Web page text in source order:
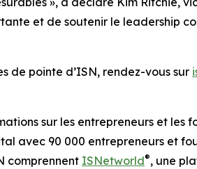
et de soutenir le leadership
de pointe d’ISN, rendez-vous sur
sur les entrepreneurs et les
avec 90 000 entrepreneurs et
comprennent ISNetworld®, une